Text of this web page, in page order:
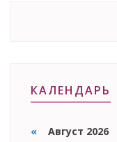
КАЛЕНДАРЬ
« Август